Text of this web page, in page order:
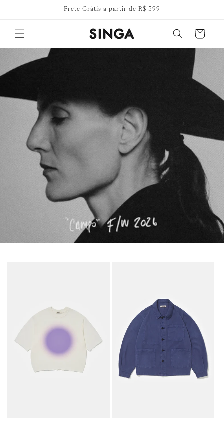
Frete Grátis a partir de R$ 599
Carrinho